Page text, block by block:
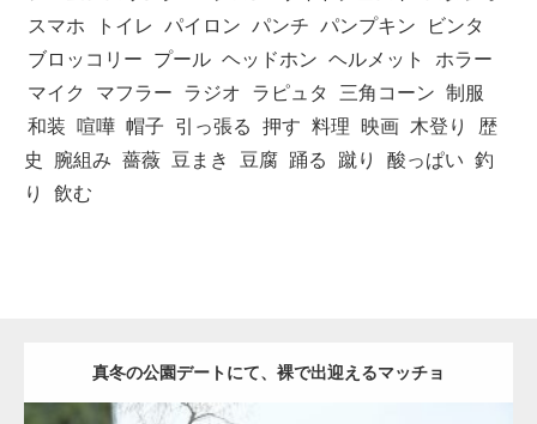
スマホ
トイレ パイロン パンチ パンプキン
ビンタ
ブロッコリー
プール ヘッドホン ヘルメット
ホラー
マイク
マフラー ラジオ ラピュタ 三角コーン 制服
和装
喧嘩 帽子 引っ張る 押す 料理 映画 木登り
歴
史
腕組み 薔薇 豆まき 豆腐 踊る 蹴り 酸っぱい 釣
り
飲む
真冬の公園デートにて、裸で出迎えるマッチョ